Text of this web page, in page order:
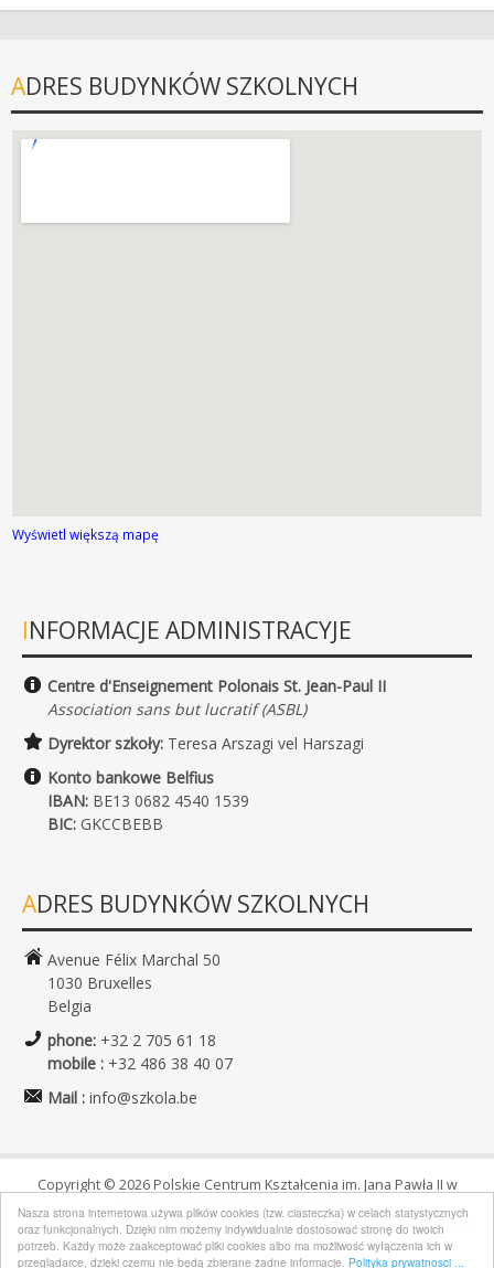
Nasza strona internetowa używa plików cookies (tzw. ciasteczka) w celach statystycznych
oraz funkcjonalnych. Dzięki nim możemy indywidualnie dostosować stronę do twoich
potrzeb. Każdy może zaakceptować pliki cookies albo ma możliwość wyłączenia ich w
przeglądarce, dzięki czemu nie będą zbierane żadne informacje. Polityka prywatnosci ...
ADRES BUDYNKÓW SZKOLNYCH
Wyświetl większą mapę
INFORMACJE ADMINISTRACYJE
Centre d'Enseignement Polonais St. Jean-Paul II
Association sans but lucratif (ASBL)
Dyrektor szkoły: Teresa Arszagi vel Harszagi
Konto bankowe Belfius
IBAN: BE13 0682 4540 1539
BIC: GKCCBEBB
ADRES BUDYNKÓW SZKOLNYCH
Avenue Félix Marchal 50
1030 Bruxelles
Belgia
phone: +32 2 705 61 18
mobile : +32 486 38 40 07
Mail : info@szkola.be
Copyright © 2026 Polskie Centrum Kształcenia im. Jana Pawła II w
Brukseli. Wszelkie prawa zastrzeżone.
Joomla!jest wolnym oprogramowaniem wydanym na warunkachGNU
Powszechnej Licencji Publicznej.